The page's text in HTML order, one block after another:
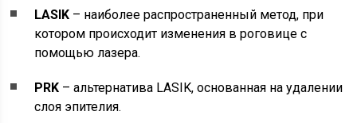
LASIK – наиболее распространенный метод, при
котором происходит изменения в роговице с
помощью лазера.
PRK – альтернатива LASIK, основанная на удалении
слоя эпителия.